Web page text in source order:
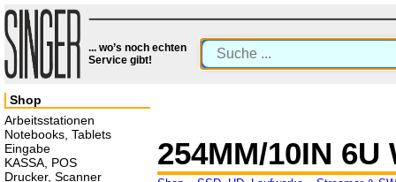
... wo’s noch echten
Service gibt!
254MM/10IN 6U
Shop
Arbeitsstationen
Notebooks, Tablets
Eingabe
KASSA, POS
Drucker, Scanner